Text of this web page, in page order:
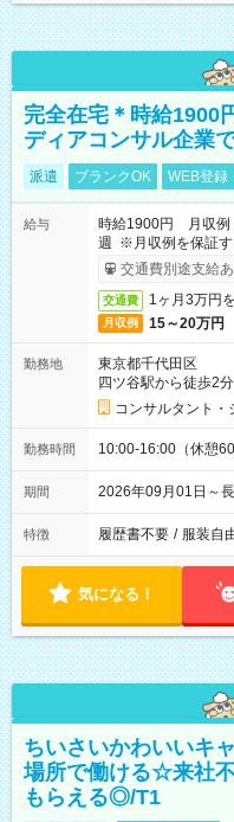
完全在宅＊時給1900
ディアコンサル企業
派遣 ブランクOK WEB登録
給与
時給1900円 月収例
週 ※月収例を保証す
ービス利用可（利用
交通費別途支給あ
交通費 1ヶ月3万円
月収例 15～20万円
勤務地
東京都千代田区
四ツ谷駅から徒歩2分
コンサルタント・
勤務時間 10:00-16:00（休憩
期間 2026年09月01日～
特徴 履歴書不要 / 服装自
気になる！
ちいさいかわいいキ
場所で働ける☆来社
もらえる◎/T1